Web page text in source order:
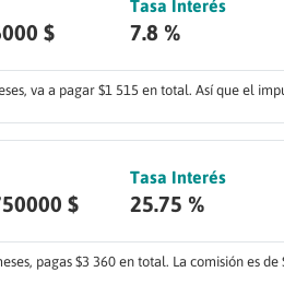
$
Tasa Interés
7.8 %
va a pagar $1 515 en total. Así que el
$
Tasa Interés
25.75 %
pagas $3 360 en total. La comisión es de